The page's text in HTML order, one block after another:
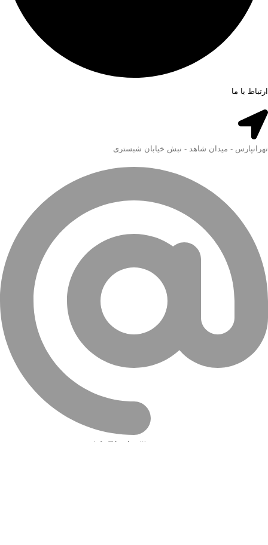
ارتباط با ما
تهرانپارس - میدان شاهد - نبش خیابان شبستری
info@farahanitires.com